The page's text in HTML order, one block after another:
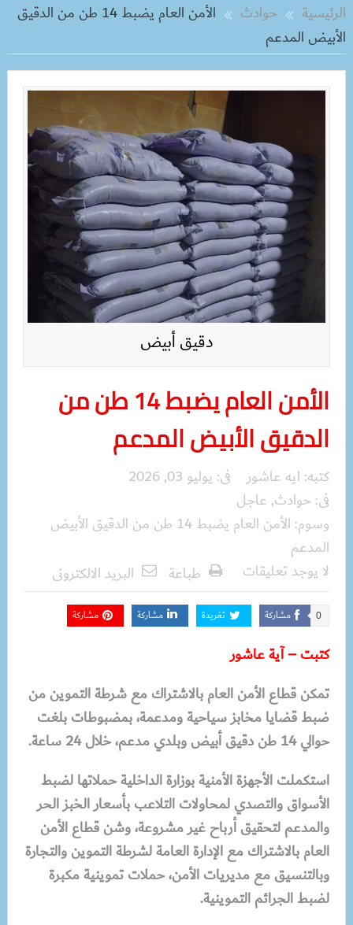
الرئيسية حوادث
الأمن العام يضبط 14 طن من الدقيق
الأبيض المدعم
دقيق أبيض
الأمن العام يضبط 14 طن من
الدقيق الأبيض المدعم
كتبه: ايه عاشور فى: يوليو 03, 2026
فى: حوادث, عاجل
وسوم:
الأمن العام يضبط 14 طن من الدقيق الأبيض
المدعم
لا يوجد تعليقات
طباعة البريد الالكترونى
مشاركة 0 تغريدة مشاركة مشاركة
كتبت – آية عاشور
تمكن قطاع الأمن العام بالاشتراك مع شرطة التموين من
ضبط قضايا مخابز سياحية ومدعمة، بمضبوطات بلغت
حوالي 14 طن دقيق أبيض وبلدي مدعم، خلال 24 ساعة.
استكملت الأجهزة الأمنية بوزارة الداخلية حملاتها لضبط
الأسواق والتصدي لمحاولات التلاعب بأسعار الخبز الحر
والمدعم لتحقيق أرباح غير مشروعة، وشن قطاع الأمن
العام بالاشتراك مع الإدارة العامة لشرطة التموين والتجارة
وبالتنسيق مع مديريات الأمن، حملات تموينية مكبرة
لضبط الجرائم التموينية.